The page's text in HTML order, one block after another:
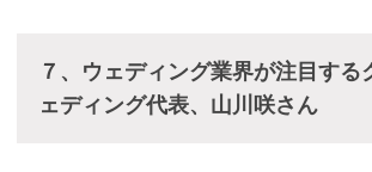
７、ウェディング業界が注目する
ェディング代表、山川咲さん